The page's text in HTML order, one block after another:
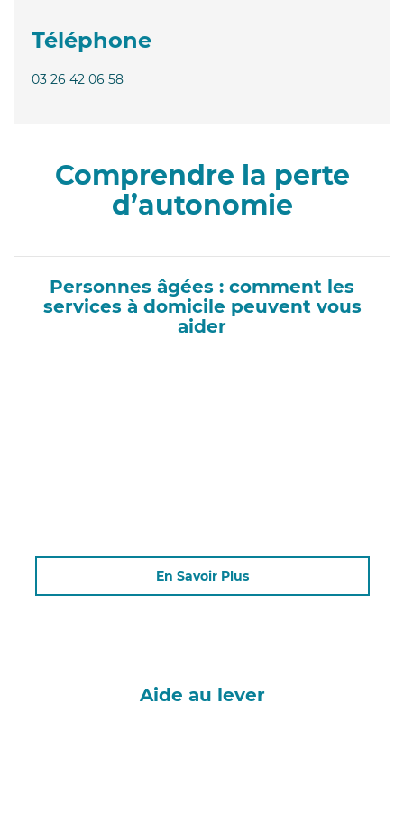
Téléphone
03 26 42 06 58
Comprendre la perte
d’autonomie
Personnes âgées : comment les
services à domicile peuvent vous
aider
En Savoir Plus
Aide au lever